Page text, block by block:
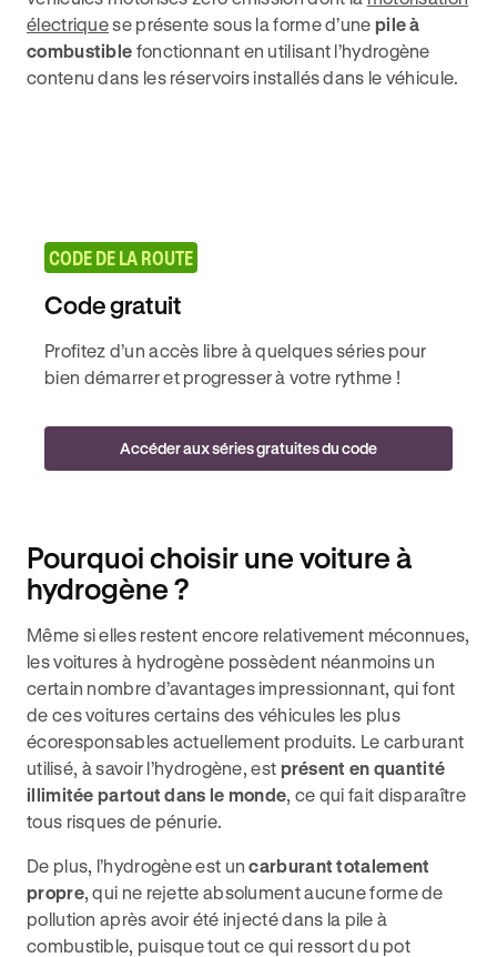
électriquese présente sous la forme d’une pile à
combustible fonctionnant en utilisant l’hydrogène
contenu dans les réservoirs installés dans le véhicule.
CODE DE LA ROUTE
Code gratuit
Profitez d’un accès libre à quelques séries pour
bien démarrer et progresser à votre rythme !
Accéder aux séries gratuites du code
Pourquoi choisir une voiture à
hydrogène ?
Même si elles restent encore relativement méconnues,
les voitures à hydrogène possèdent néanmoins un
certain nombre d’avantages impressionnant, qui font
de ces voitures certains des véhicules les plus
écoresponsables actuellement produits. Le carburant
utilisé, à savoir l’hydrogène, est présent en quantité
illimitée partout dans le monde, ce qui fait disparaître
tous risques de pénurie.
De plus, l’hydrogène est uncarburant totalement
propre, qui ne rejette absolument aucune forme de
pollution après avoir été injecté dans la pile à
combustible, puisque tout ce qui ressort du pot